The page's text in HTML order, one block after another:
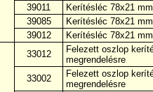
39011
Kerítésléc 78x21
39085
Kerítésléc 78x21
39012
Kerítésléc 78x21
33012
Felezett oszlop
megrendelésre
33002
Felezett oszlop
megrendelésre